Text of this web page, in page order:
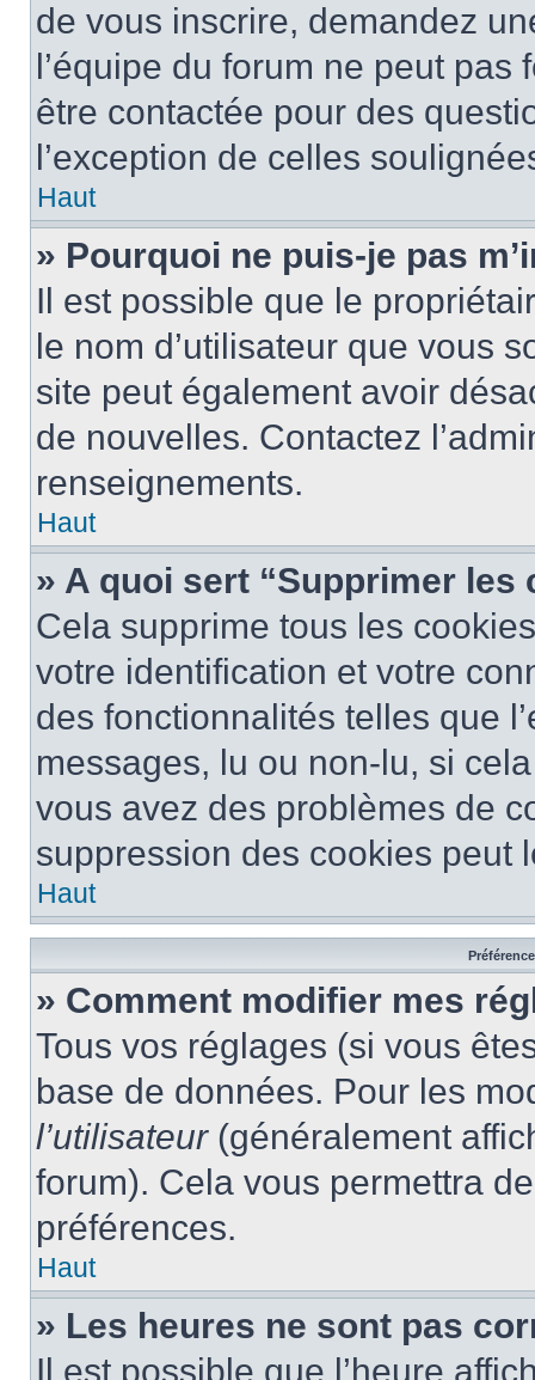
de vous inscrire, demandez
l’équipe du forum ne peut
être contactée pour des
l’exception de celles
Haut
» Pourquoi ne puis-je pas
Il est possible que le
le nom d’utilisateur que vous
site peut également avoir
de nouvelles. Contactez
renseignements.
Haut
» A quoi sert “Supprimer les
Cela supprime tous les
votre identification et votre
des fonctionnalités telles que
messages, lu ou non-lu, si
vous avez des problèmes de
suppression des cookies peut
Haut
» Comment modifier mes
Tous vos réglages (si vous
base de données. Pour les
l’utilisateur(généralement
forum). Cela vous permettra
préférences.
Haut
» Les heures ne sont pas
Il est possible que l’heure